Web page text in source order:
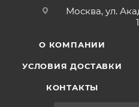
Москва, ул.
О КОМПАНИИ
УСЛОВИЯ ДОСТАВКИ
КОНТАКТЫ